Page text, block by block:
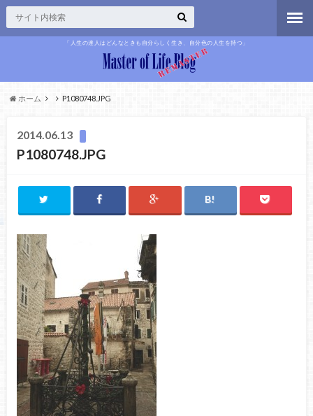
「人生の達人はどんなときも自分らしく生き、自分色の人生を持つ」
ホーム P1080748.JPG
2014.06.13
P1080748.JPG